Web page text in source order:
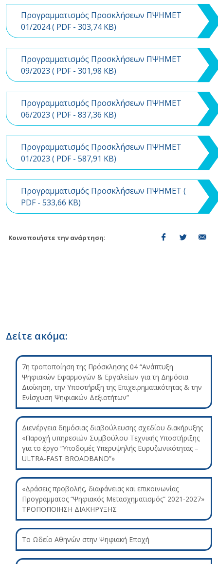
Προγραμματισμός Προσκλήσεων ΠΨΗΜΕΤ
01/2024 ( PDF- 303,74 KB)
Προγραμματισμός Προσκλήσεων ΠΨΗΜΕΤ
09/2023 ( PDF- 301,98 KB)
Προγραμματισμός Προσκλήσεων ΠΨΗΜΕΤ
06/2023 ( PDF- 837,36 KB)
Προγραμματισμός Προσκλήσεων ΠΨΗΜΕΤ
01/2023 ( PDF- 587,91 KB)
Προγραμματισμός Προσκλήσεων ΠΨΗΜΕΤ (
PDF- 533,66 KB)
Κοινοποιήστε την ανάρτηση:
Δείτε ακόμα:
7η τροποποίηση της Πρόσκλησης 04 “Ανάπτυξη
Ψηφιακών Εφαρμογών & Εργαλείων για τη Δημόσια
Διοίκηση, την Υποστήριξη της Επιχειρηματικότητας & την
Ενίσχυση Ψηφιακών Δεξιοτήτων”
Διενέργεια δημόσιας διαβούλευσης σχεδίου διακήρυξης
«Παροχή υπηρεσιών Συμβούλου Τεχνικής Υποστήριξης
για το έργο “Υποδομές Υπερυψηλής Ευρυζωνικότητας –
ULTRA-FAST BROADBAND”»
«Δράσεις προβολής, διαφάνειας και επικοινωνίας
Προγράμματος “Ψηφιακός Μετασχηματισμός” 2021-2027»
ΤΡΟΠΟΠΟΙΗΣΗ ΔΙΑΚΗΡΥΞΗΣ
Το Ωδείο Αθηνών στην Ψηφιακή Εποχή